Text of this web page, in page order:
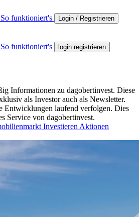
So funktioniert's Login / Registrieren
So funktioniert's login registrieren
Informationen zu dagobertinvest. Diese
als Investor auch als Newsletter.
Entwicklungen laufend verfolgen. Dies
Service von dagobertinvest.
Investieren Aktionen